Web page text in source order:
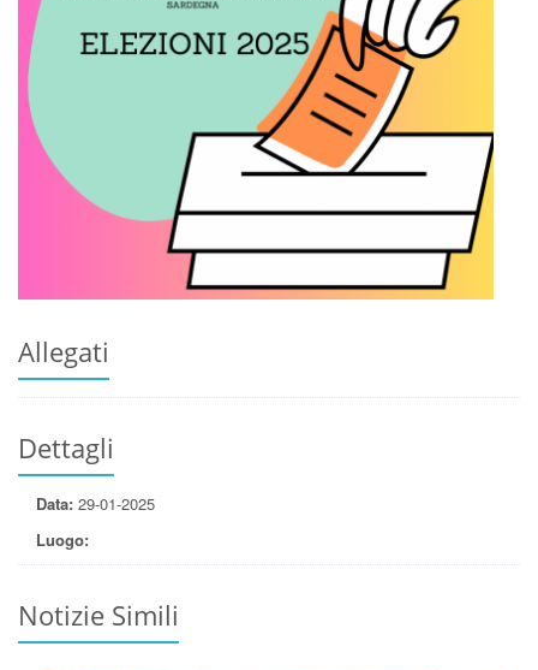
Allegati
Dettagli
Data: 29-01-2025
Luogo:
Notizie Simili